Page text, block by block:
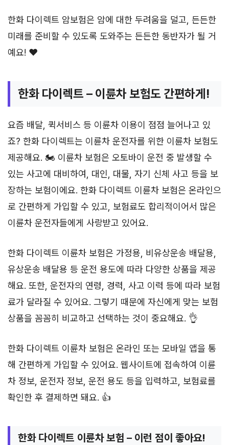
한화 다이렉트 암보험은 암에 대한 두려움을 덜고, 든든한
미래를 준비할 수 있도록 도와주는 든든한 동반자가 될 거
예요! ❤️
한화 다이렉트 – 이륜차 보험도 간편하게!
요즘 배달, 퀵서비스 등 이륜차 이용이 점점 늘어나고 있
죠? 한화 다이렉트는 이륜차 운전자를 위한 이륜차 보험도
제공해요. 🏍️ 이륜차 보험은 오토바이 운전 중 발생할 수
있는 사고에 대비하여, 대인, 대물, 자기 신체 사고 등을 보
장하는 보험이에요. 한화 다이렉트 이륜차 보험은 온라인으
로 간편하게 가입할 수 있고, 보험료도 합리적이어서 많은
이륜차 운전자들에게 사랑받고 있어요.
한화 다이렉트 이륜차 보험은 가정용, 비유상운송 배달용,
유상운송 배달용 등 운전 용도에 따라 다양한 상품을 제공
해요. 또한, 운전자의 연령, 경력, 사고 이력 등에 따라 보험
료가 달라질 수 있어요. 그렇기 때문에 자신에게 맞는 보험
상품을 꼼꼼히 비교하고 선택하는 것이 중요해요. 👌
한화 다이렉트 이륜차 보험은 온라인 또는 모바일 앱을 통
해 간편하게 가입할 수 있어요. 웹사이트에 접속하여 이륜
차 정보, 운전자 정보, 운전 용도 등을 입력하고, 보험료를
확인한 후 결제하면 돼요. 👍
한화 다이렉트 이륜차 보험 – 이런 점이 좋아요!